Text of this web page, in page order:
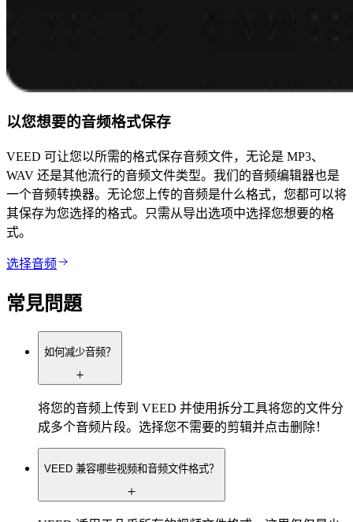
以您想要的音频格式保存
VEED 可让您以所需的格式保存音频文件，无论是 MP3、
WAV 还是其他流行的音频文件类型。我们的音频编辑器也是
一个音频转换器。无论您上传的音频是什么格式，您都可以将
其保存为您选择的格式。只需从导出选项中选择您想要的格
式。
选择音频
常見問題
如何减少音频？
将您的音频上传到 VEED 并使用拆分工具将您的文件分
成多个音频片段。选择您不需要的剪辑并点击删除！
VEED 兼容哪些视频和音频文件格式？